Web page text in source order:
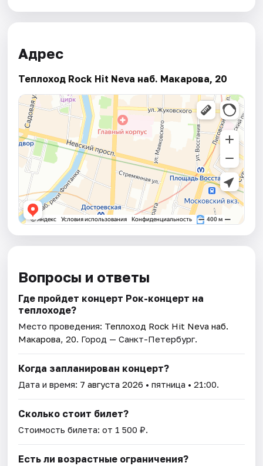
Адрес
Теплоход Rock Hit Neva наб. Макарова, 20
Вопросы и ответы
Где пройдет концерт Рок-концерт нa
теплоходe?
Место проведения: Теплоход Rock Hit Neva наб.
Макарова, 20. Город — Санкт-Петербург.
Когда запланирован концерт?
Дата и время: 7 августа 2026 • пятница • 21:00.
Сколько стоит билет?
Стоимость билета: от 1 500 ₽.
Есть ли возрастные ограничения?